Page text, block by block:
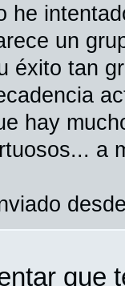
he
un
éxito tan
hay
a
que